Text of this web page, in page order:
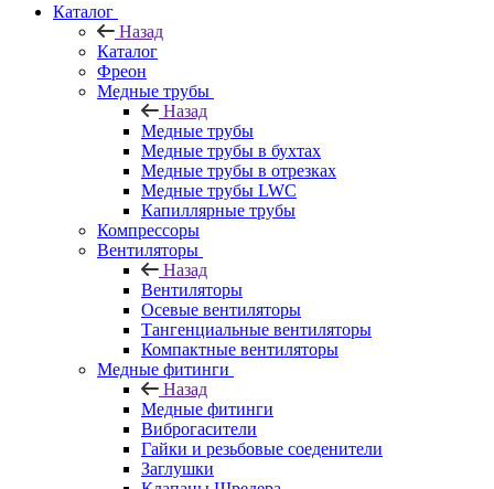
Каталог
Назад
Каталог
Фреон
Медные трубы
Назад
Медные трубы
Медные трубы в бухтах
Медные трубы в отрезках
Медные трубы LWC
Капиллярные трубы
Компрессоры
Вентиляторы
Назад
Вентиляторы
Осевые вентиляторы
Тангенциальные вентиляторы
Компактные вентиляторы
Медные фитинги
Назад
Медные фитинги
Виброгасители
Гайки и резьбовые соеденители
Заглушки